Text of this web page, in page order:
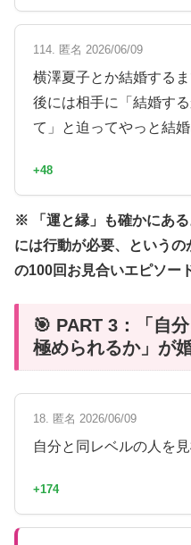
114. 匿名 2026/06/09
横澤夏子とか結婚する
後には相手に「結婚す
て」と迫ってやっと結
+48
※ 「運と縁」も確かにあ
には行動が必要、という
の100回お見合いエピソー
🎯 PART 3：「自
極められるか」が
18. 匿名 2026/06/09
自分と同レベルの人を
+174